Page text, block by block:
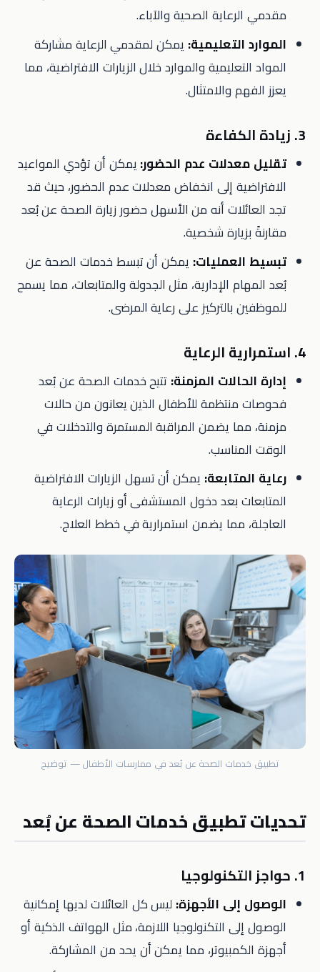
مقدمي الرعاية الصحية والآباء.
الموارد التعليمية: يمكن لمقدمي الرعاية مشاركة
المواد التعليمية والموارد خلال الزيارات الافتراضية، مما
يعزز الفهم والامتثال.
3. زيادة الكفاءة
تقليل معدلات عدم الحضور:يمكن أن تؤدي المواعيد
الافتراضية إلى انخفاض معدلات عدم الحضور، حيث قد
تجد العائلات أنه من الأسهل حضور زيارة الصحة عن بُعد
مقارنةً بزيارة شخصية.
تبسيط العمليات: يمكن أن تبسط خدمات الصحة عن
بُعد المهام الإدارية، مثل الجدولة والمتابعات، مما يسمح
للموظفين بالتركيز على رعاية المرضى.
4. استمرارية الرعاية
إدارة الحالات المزمنة: تتيح خدمات الصحة عن بُعد
فحوصات منتظمة للأطفال الذين يعانون من حالات
مزمنة، مما يضمن المراقبة المستمرة والتدخلات في
الوقت المناسب.
رعاية المتابعة: يمكن أن تسهل الزيارات الافتراضية
المتابعات بعد دخول المستشفى أو زيارات الرعاية
العاجلة، مما يضمن استمرارية في خطط العلاج.
تطبيق خدمات الصحة عن بُعد في ممارسات الأطفال — توضيح
تحديات تطبيق خدمات الصحة عن بُعد
1. حواجز التكنولوجيا
الوصول إلى الأجهزة: ليس كل العائلات لديها إمكانية
الوصول إلى التكنولوجيا اللازمة، مثل الهواتف الذكية أو
أجهزة الكمبيوتر، مما يمكن أن يحد من المشاركة.